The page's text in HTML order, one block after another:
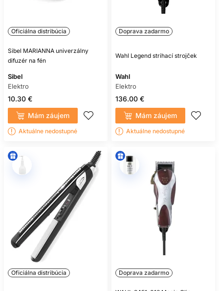
Oficiálna distribúcia
Sibel MARIANNA univerzálny
difuzér na fén
Sibel
Elektro
10.30 €
Mám záujem
Aktuálne nedostupné
Doprava zadarmo
Wahl Legend strihací strojček
Wahl
Elektro
136.00 €
Mám záujem
Aktuálne nedostupné
Oficiálna distribúcia Doprava zadarmo